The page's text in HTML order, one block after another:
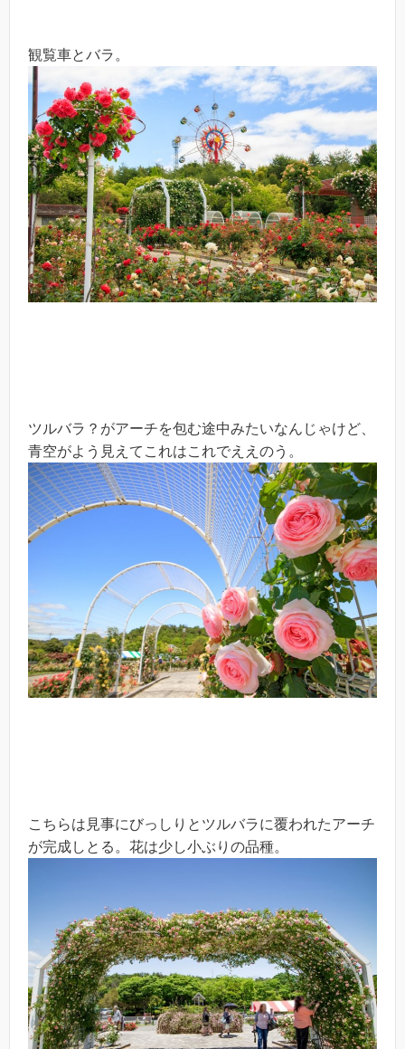
観覧車とバラ。
ツルバラ？がアーチを包む途中みたいなんじゃけど、
青空がよう見えてこれはこれでええのう。
こちらは見事にびっしりとツルバラに覆われたアーチ
が完成しとる。花は少し小ぶりの品種。